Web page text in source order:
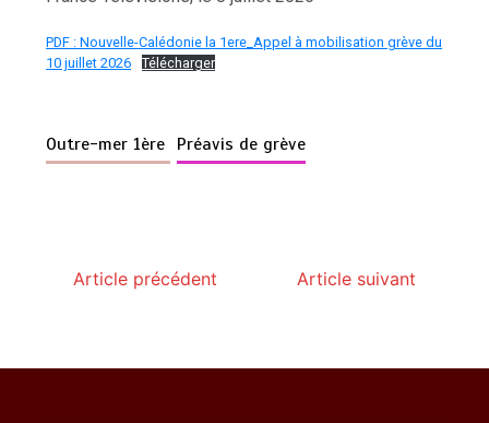
PDF : Nouvelle-Calédonie la 1ere_Appel à mobilisation grève du
10 juillet 2026
Télécharger
Outre-mer 1ère Préavis de grève
Article précédent Article suivant